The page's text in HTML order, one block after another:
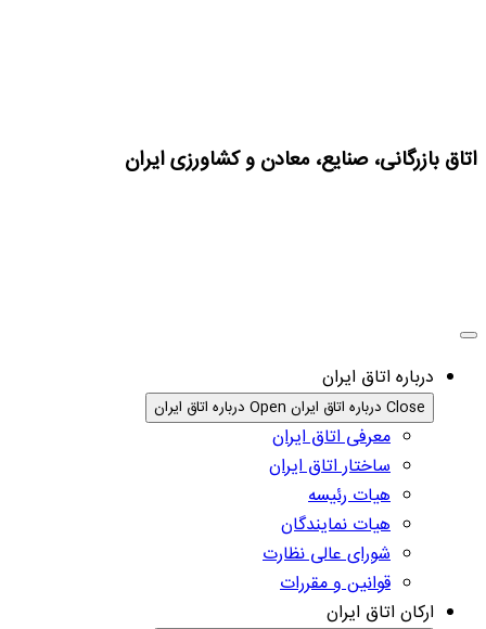
اتاق بازرگانی، صنایع، معادن و کشاورزی ایران
درباره اتاق ایران
Close درباره اتاق ایران Open درباره اتاق ایران
معرفی اتاق ایران
ساختار اتاق ایران
هیات رئیسه
هیات نمایندگان
شورای عالی نظارت
قوانین و مقررات
ارکان اتاق ایران